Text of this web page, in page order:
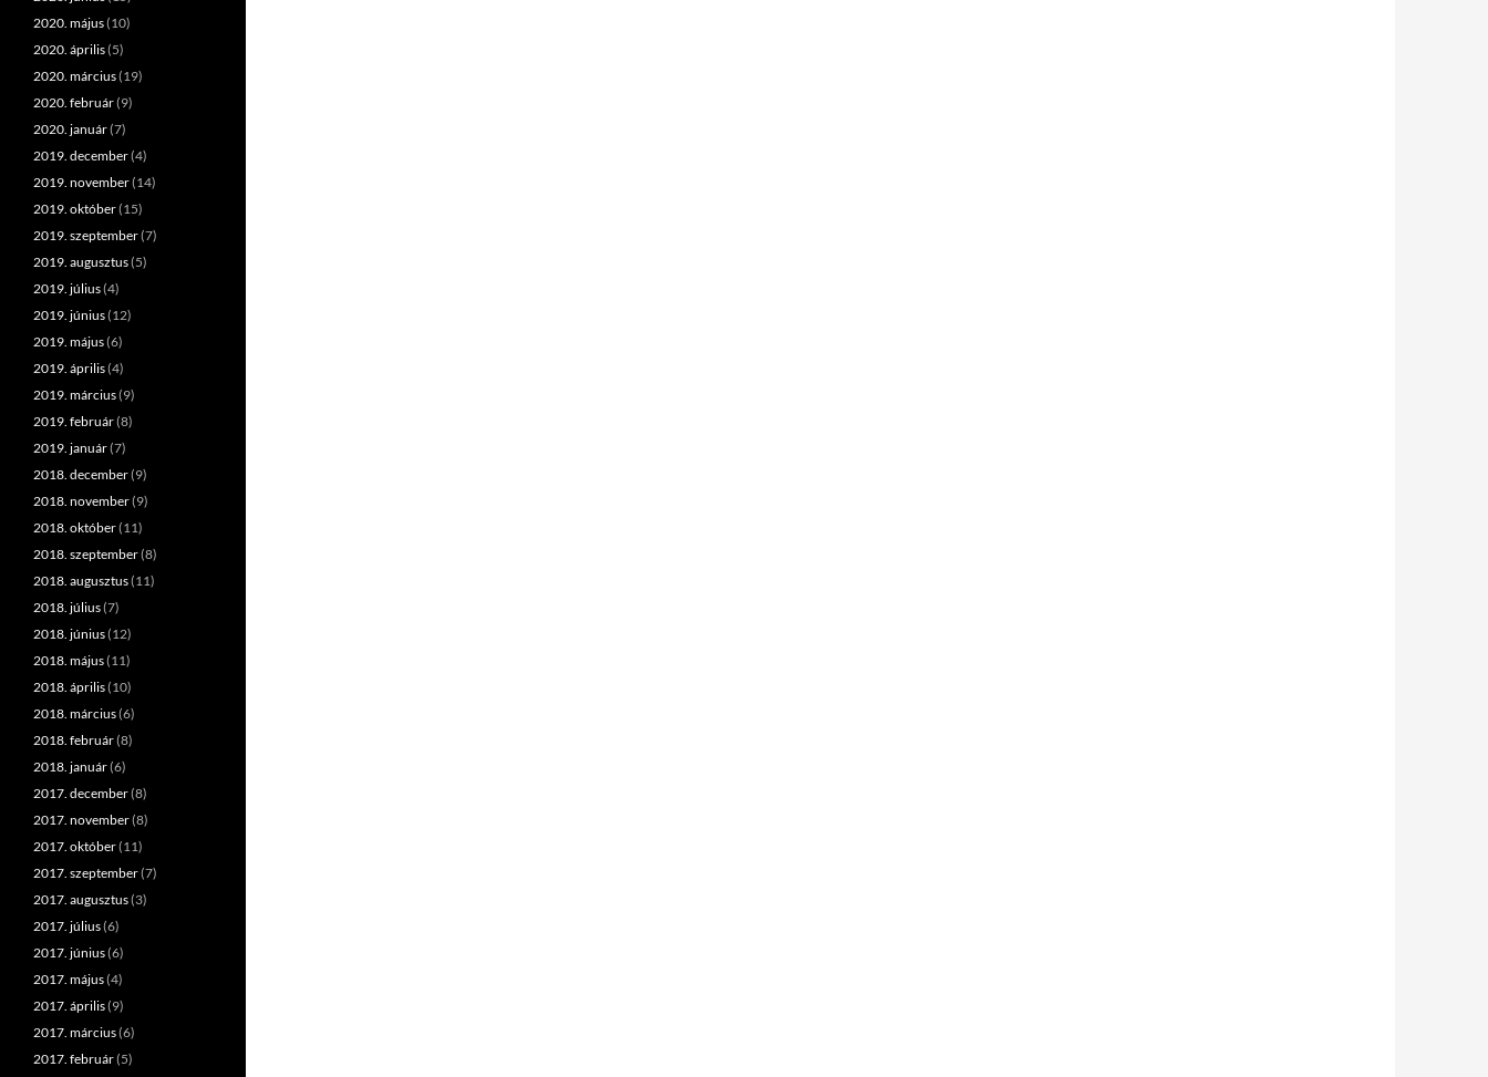
2020. május(10)
2020. április(5)
2020. március(19)
2020. február(9)
2020. január(7)
2019. december(4)
2019. november(14)
2019. október(15)
2019. szeptember(7)
2019. augusztus(5)
2019. július(4)
2019. június(12)
2019. május(6)
2019. április(4)
2019. március(9)
2019. február(8)
2019. január(7)
2018. december(9)
2018. november(9)
2018. október(11)
2018. szeptember(8)
2018. augusztus(11)
2018. július(7)
2018. június(12)
2018. május(11)
2018. április(10)
2018. március(6)
2018. február(8)
2018. január(6)
2017. december(8)
2017. november(8)
2017. október(11)
2017. szeptember(7)
2017. augusztus(3)
2017. július(6)
2017. június(6)
2017. május(4)
2017. április(9)
2017. március(6)
2017. február(5)